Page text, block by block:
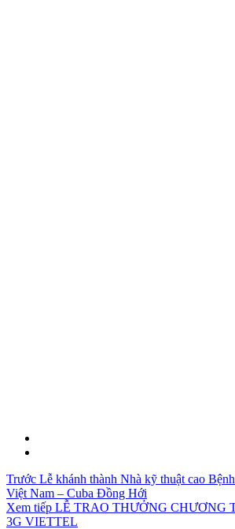
Trước Lễ khánh thành Nhà kỹ thuật cao
Việt Nam – Cuba Đồng Hới
Xem tiếp LỄ TRAO THƯỞNG CHƯƠNG
3G VIETTEL